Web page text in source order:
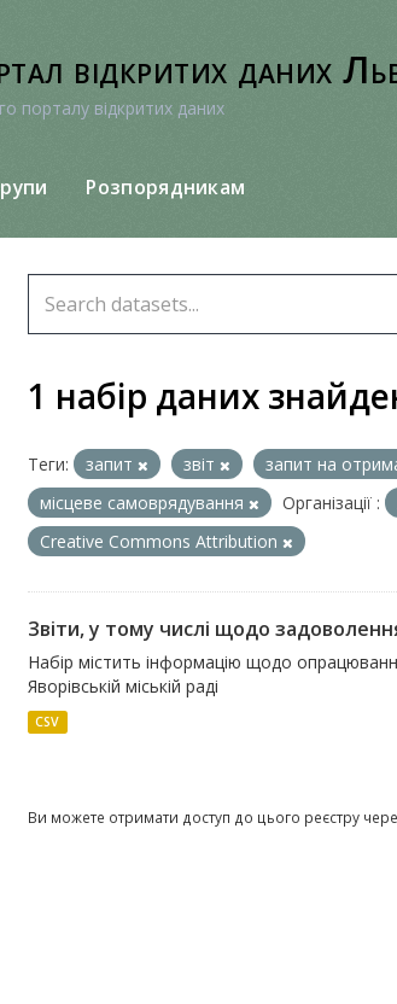
відкритих даних
порталу відкритих даних
Розпорядникам
1 набір даних
Теги: запит звіт
запит на
місцеве самоврядування
Організації :
Creative Commons Attribution
Звіти, у тому числі щодо
Набір містить інформацію щодо
Яворівській міській раді
CSV
Ви можете отримати доступ до цього реєстру